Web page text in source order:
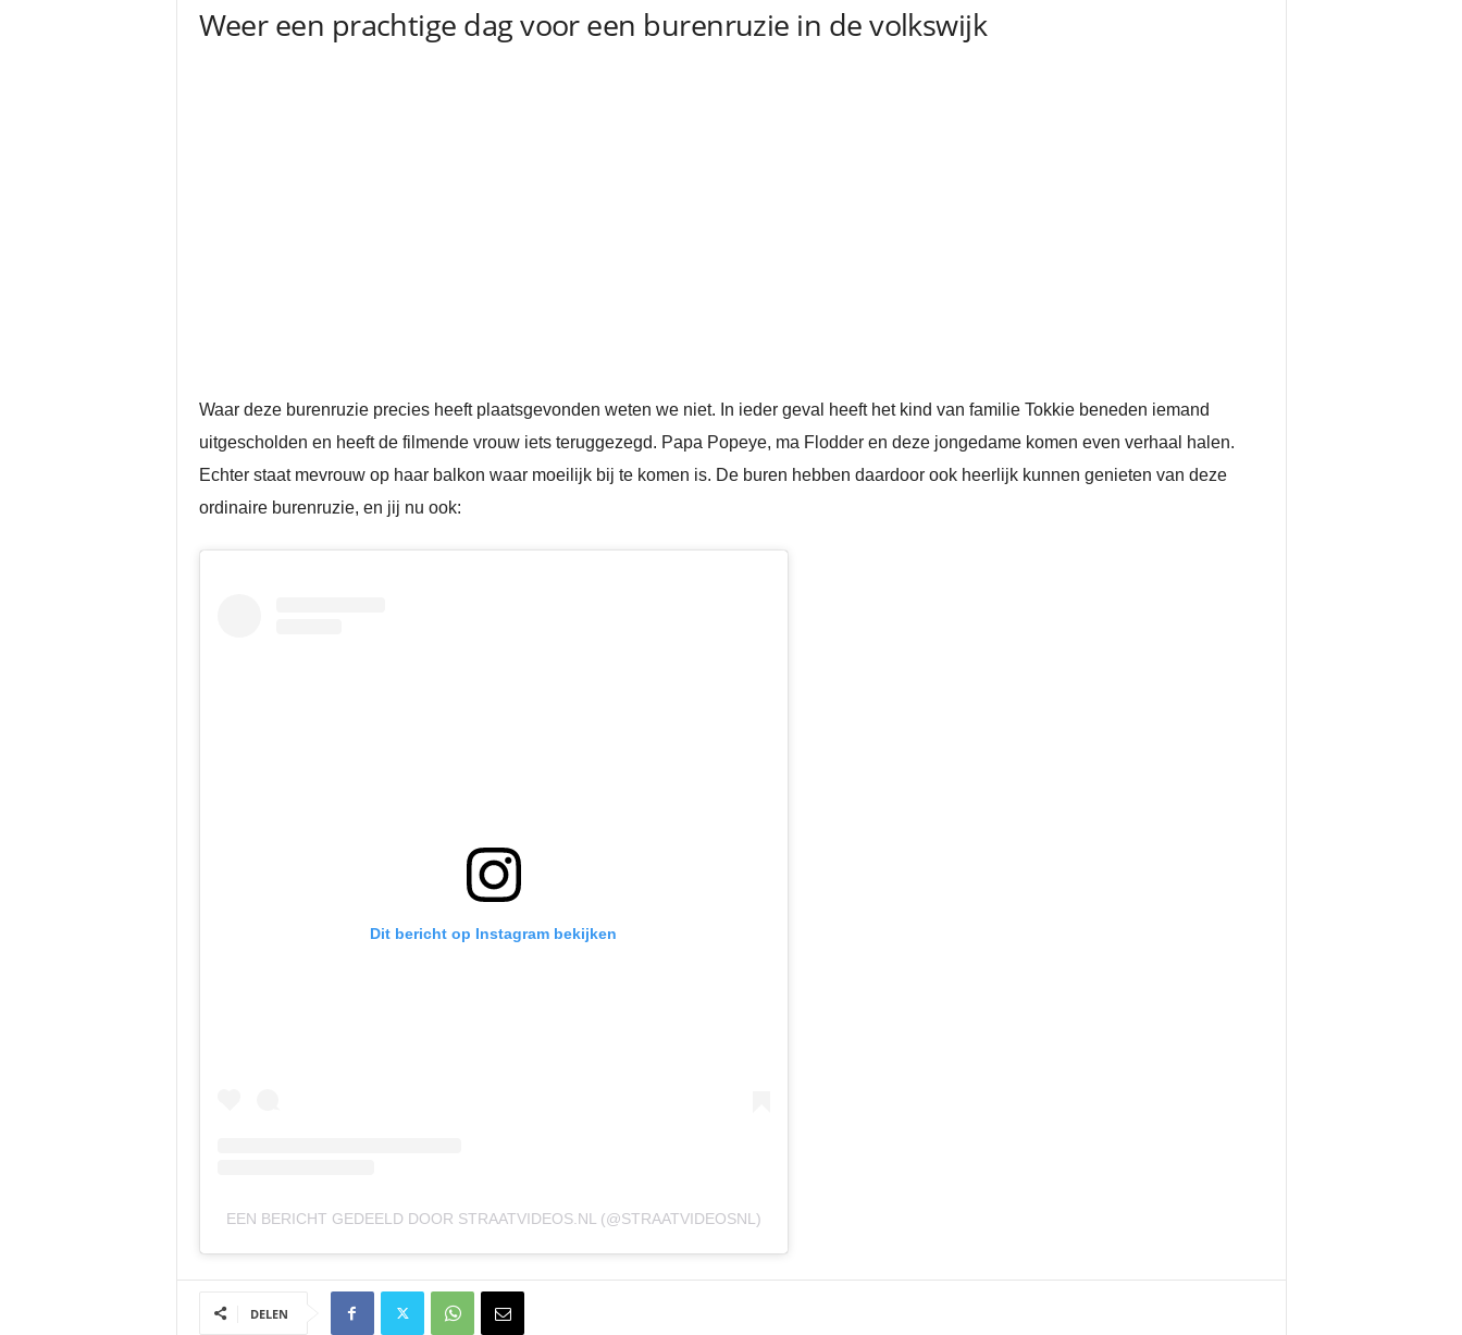
Weer een prachtige dag voor een burenruzie in de volkswijk
Waar deze burenruzie precies heeft plaatsgevonden weten we niet. In ieder geval heeft het kind van familie Tokkie beneden iemand
uitgescholden en heeft de filmende vrouw iets teruggezegd. Papa Popeye, ma Flodder en deze jongedame komen even verhaal halen.
Echter staat mevrouw op haar balkon waar moeilijk bij te komen is. De buren hebben daardoor ook heerlijk kunnen genieten van deze
ordinaire burenruzie, en jij nu ook:
Dit bericht op Instagram bekijken
EEN BERICHT GEDEELD DOOR STRAATVIDEOS.NL (@STRAATVIDEOSNL)
DELEN